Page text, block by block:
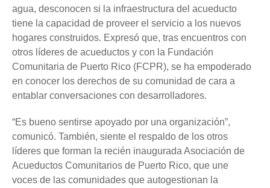
agua, desconocen si la infraestructura del acueducto
tiene la capacidad de proveer el servicio a los nuevos
hogares construidos. Expresó que, tras encuentros con
otros líderes de acueductos y con la Fundación
Comunitaria de Puerto Rico (FCPR), se ha empoderado
en conocer los derechos de su comunidad de cara a
entablar conversaciones con desarrolladores.
“Es bueno sentirse apoyado por una organización”,
comunicó. También, siente el respaldo de los otros
líderes que forman la recién inaugurada Asociación de
Acueductos Comunitarios de Puerto Rico, que une
voces de las comunidades que autogestionan la